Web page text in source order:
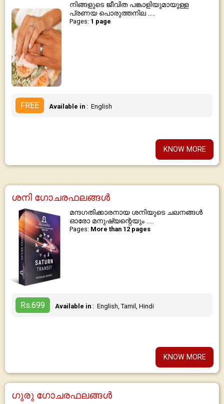
നിങ്ങളുടെ ജീവിത പങ്കാളിയുമായുള്ള
പ്രണയ പൊരുത്തനില .....
Pages: 1 page
FREE Available in : English
KNOW MORE
ശനി ഗോചരഫലങ്ങൾ
മന്ദഗതിക്കാരനായ ശനിയുടെ ചലനങ്ങൾ
ഓരോ മനുഷ്യന്റെയും .....
Pages: More than 12 pages
Rs.699 Available in : English, Tamil, Hindi
KNOW MORE
ഗുരു ഗോചരഫലങ്ങൾ